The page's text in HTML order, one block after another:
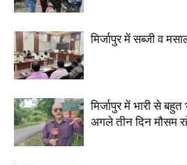
मिर्जापुर में सब्जी व
मिर्जापुर में भारी से
अगले तीन दिन मौसम